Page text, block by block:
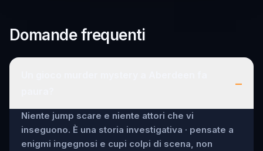
Domande frequenti
–
Niente jump scare e niente attori che vi
inseguono. È una storia investigativa · pensate a
enigmi ingegnosi e cupi colpi di scena, non